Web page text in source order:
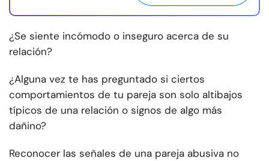
¿Se siente incómodo o inseguro acerca de su
relación?
¿Alguna vez te has preguntado si ciertos
comportamientos de tu pareja son solo altibajos
típicos de una relación o signos de algo más
dañino?
Reconocer las señales de una pareja abusiva no